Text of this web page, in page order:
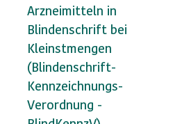
Arzneimitteln in
Blindenschrift bei
Kleinstmengen
(Blindenschrift-
Kennzeichnungs-
Verordnung -